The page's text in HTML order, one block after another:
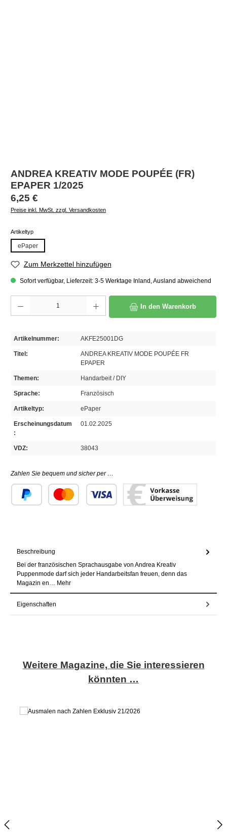
ANDREA KREATIV MODE POUPÉE (FR)
EPAPER 1/2025
Regulärer Preis:
6,25 €
Preise inkl. MwSt. zzgl. Versandkosten
Artikeltypauswählen
ePaper
Zum Merkzettel hinzufügen
Sofort verfügbar, Lieferzeit: 3-5 Werktage Inland, Ausland abweichend
In den Warenkorb
Artikelnummer: AKFE25001DG
Titel:
ANDREA KREATIV MODE POUPÉE FR
EPAPER
Themen: Handarbeit / DIY
Sprache: Französisch
Artikeltyp: ePaper
Erscheinungsdatum
:
01.02.2025
VDZ: 38043
Zahlen Sie bequem und sicher per …
Beschreibung
Bei der französischen Sprachausgabe von Andrea Kreativ
Puppenmode darf sich jeder Handarbeitsfan freuen, denn das
Magazin en… Mehr
Eigenschaften
Produktgalerie überspringen
Weitere Magazine, die Sie interessieren
könnten …